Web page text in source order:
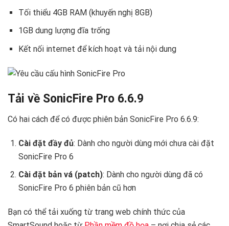
Tối thiểu 4GB RAM (khuyến nghị 8GB)
1GB dung lượng đĩa trống
Kết nối internet để kích hoạt và tải nội dung
Tải về SonicFire Pro 6.6.9
Có hai cách để có được phiên bản SonicFire Pro 6.6.9:
Cài đặt đầy đủ: Dành cho người dùng mới chưa cài đặt
SonicFire Pro 6
Cài đặt bản vá (patch): Dành cho người dùng đã có
SonicFire Pro 6 phiên bản cũ hơn
Bạn có thể tải xuống từ trang web chính thức của